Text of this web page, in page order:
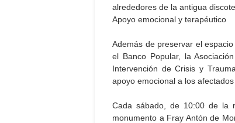
alrededores de la antigua
Apoyo emocional y terapéutico
Además de preservar el
el Banco Popular, la
Intervención de Crisis y
apoyo emocional a los afectados
Cada sábado, de 10:00 de la
monumento a Fray Antón de